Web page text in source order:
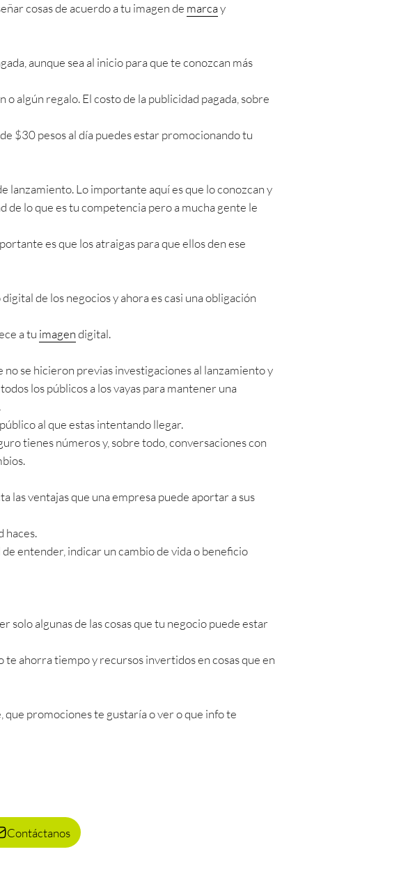
cosas de acuerdo a tu imagen de marcay
aunque sea al inicio para que te conozcan más
algún regalo. El costo de la publicidad pagada, sobre
$30 pesos al día puedes estar promocionando tu
lanzamiento. Lo importante aquí es que lo conozcan y
lo que es tu competencia pero a mucha gente le
es que los atraigas para que ellos den ese
de los negocios y ahora es casi una obligación
a tu imagendigital.
no se hicieron previas investigaciones al lanzamiento y
los públicos a los vayas para mantener una
al que estas intentando llegar.
tienes números y, sobre todo, conversaciones con
las ventajas que una empresa puede aportar a sus
haces.
entender, indicar un cambio de vida o beneficio
solo algunas de las cosas que tu negocio puede estar
ahorra tiempo y recursos invertidos en cosas que en
que promociones te gustaría o ver o que info te
Contáctanos